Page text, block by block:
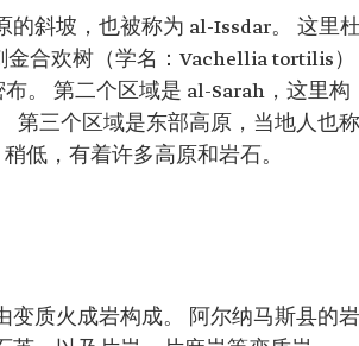
斜坡，也被称为 al-Issdar。 这里
合欢树（学名：Vachellia tortilis）
。 第二个区域是 al-Sarah，这里构
第三个区域是东部高原，当地人也称
低，有着许多高原和岩石。
质火成岩构成。 阿尔纳马斯县的岩